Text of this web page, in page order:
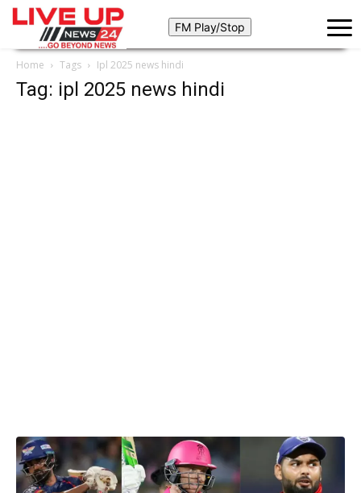
Home Tags Ipl 2025 news hindi
Tag: ipl 2025 news hindi